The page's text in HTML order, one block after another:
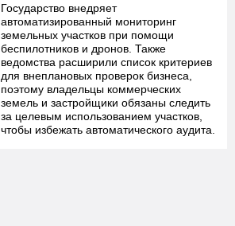
Государство внедряет
автоматизированный мониторинг
земельных участков при помощи
беспилотников и дронов. Также
ведомства расширили список критериев
для внеплановых проверок бизнеса,
поэтому владельцы коммерческих
земель и застройщики обязаны следить
за целевым использованием участков,
чтобы избежать автоматического аудита.